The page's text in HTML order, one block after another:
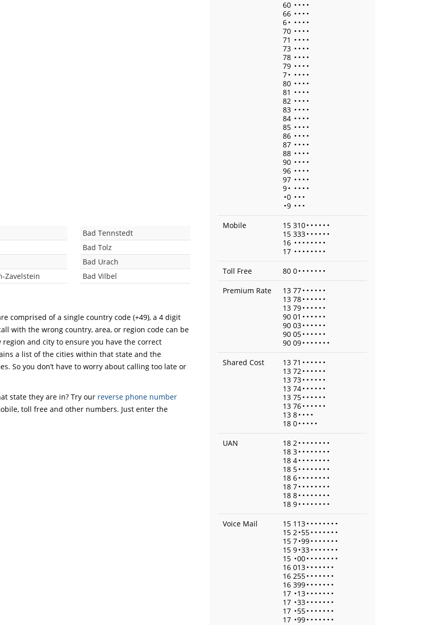
Zavelstein
Bad Tennstedt
Bad Tolz
Bad Urach
Bad Vilbel
comprised of a single country code (+49), a 4 digit
with the wrong country, area, or region code can be
and city to ensure you have the correct
a list of the cities within that state and the
So you don’t have to worry about calling too late or
state they are in? Try our reverse phone number
toll free and other numbers. Just enter the
60 • • • •
66 • • • •
6• • • • •
70 • • • •
71 • • • •
73 • • • •
78 • • • •
79 • • • •
7• • • • •
80 • • • •
81 • • • •
82 • • • •
83 • • • •
84 • • • •
85 • • • •
86 • • • •
87 • • • •
88 • • • •
90 • • • •
96 • • • •
97 • • • •
9• • • • •
•0 • • •
•9 • • •
Mobile
15 310• • • • • •
15 333• • • • • •
16 • • • • • • • •
17 • • • • • • • •
Toll Free
80 0• • • • • • •
Premium Rate
13 77• • • • • •
13 78• • • • • •
13 79• • • • • •
90 01 • • • • • •
90 03• • • • • •
90 05• • • • • •
90 09• • • • • • •
Shared Cost
13 71 • • • • • •
13 72• • • • • •
13 73• • • • • •
13 74• • • • • •
13 75• • • • • •
13 76• • • • • •
13 8• • • •
18 0• • • • •
UAN
18 2• • • • • • • •
18 3• • • • • • • •
18 4• • • • • • • •
18 5• • • • • • • •
18 6• • • • • • • •
18 7• • • • • • • •
18 8• • • • • • • •
18 9• • • • • • • •
Voice Mail
15 113• • • • • • • •
15 2•55• • • • • • •
15 7•99• • • • • • •
15 9•33• • • • • • •
15 •00• • • • • • • •
16 013• • • • • • •
16 255• • • • • • •
16 399• • • • • • •
17 •13• • • • • • •
17 •33• • • • • • •
17 •55• • • • • • •
17 •99• • • • • • •